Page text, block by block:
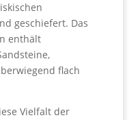
geschiefert. Das
enthält
flach
Vielfalt der